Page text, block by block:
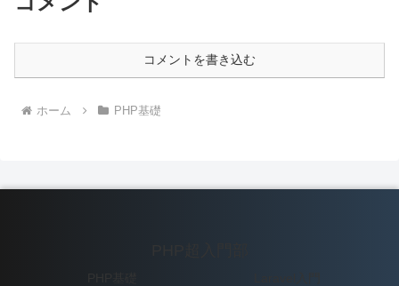
コメントを書き込む
ホーム PHP基礎